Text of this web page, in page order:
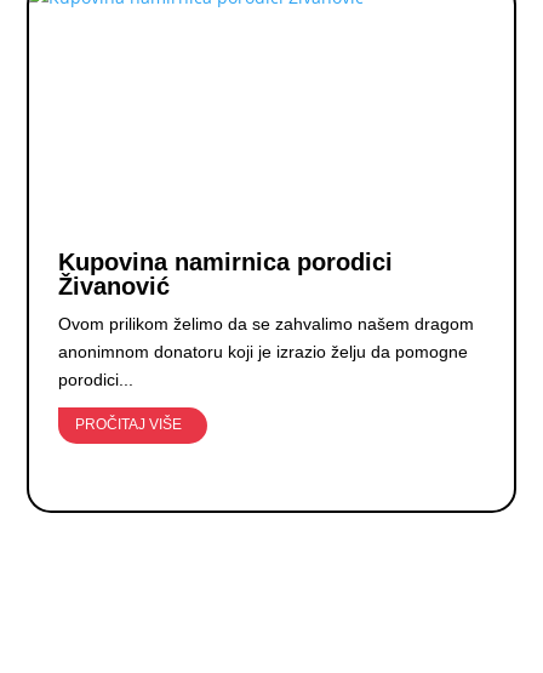
Kupovina namirnica porodici
Živanović
Ovom prilikom želimo da se zahvalimo našem dragom
anonimnom donatoru koji je izrazio želju da pomogne
porodici...
PROČITAJ VIŠE